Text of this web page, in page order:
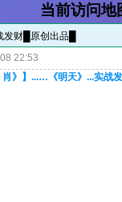
当前访问地
财█原创出品█
22:53
》】...…《明天》...实战